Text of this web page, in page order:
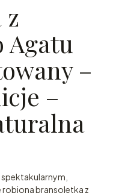
z
Agatu
–
–
bransoletka z